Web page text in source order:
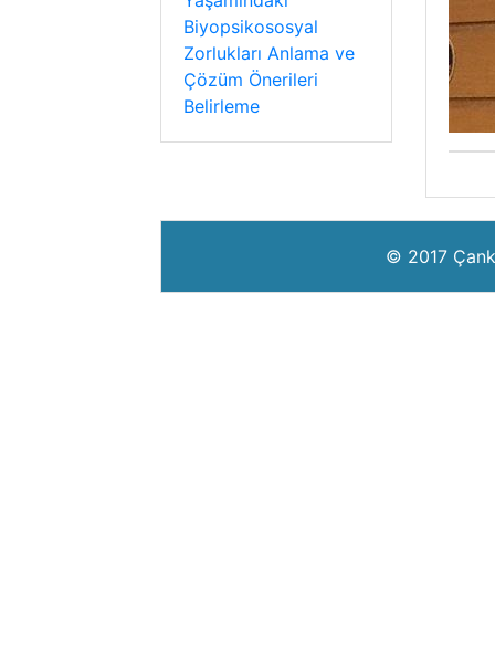
Biyopsikososyal
Zorlukları Anlama ve
Çözüm Önerileri
Belirleme
© 2017